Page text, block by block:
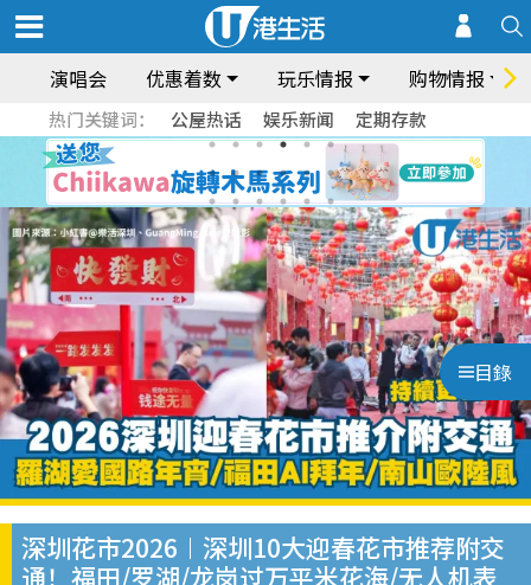
演唱会 优惠着数 玩乐情报 购物情报
热门关键词： 公屋热话 娱乐新闻 定期存款
目錄
深圳花市2026︱深圳10大迎春花市推荐附交
通！福田/罗湖/龙岗过万平米花海/无人机表